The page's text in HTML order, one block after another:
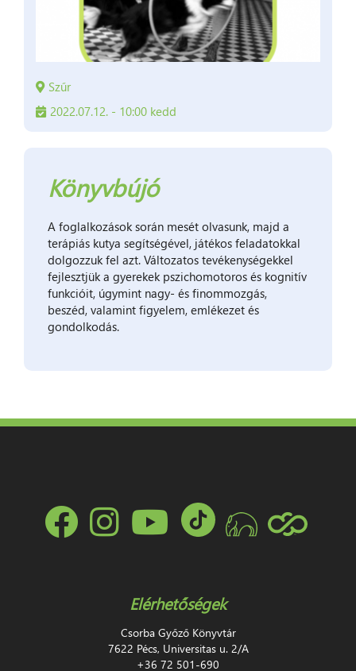
Szűr
2022.07.12. - 10:00 kedd
Könyvbújó
A foglalkozások során mesét olvasunk, majd a
terápiás kutya segítségével, játékos feladatokkal
dolgozzuk fel azt. Változatos tevékenységekkel
fejlesztjük a gyerekek pszichomotoros és kognitív
funkcióit, úgymint nagy- és finommozgás,
beszéd, valamint figyelem, emlékezet és
gondolkodás.
Elérhetőségek
Csorba Győző Könyvtár
7622 Pécs, Universitas u. 2/A
+36 72 501-690